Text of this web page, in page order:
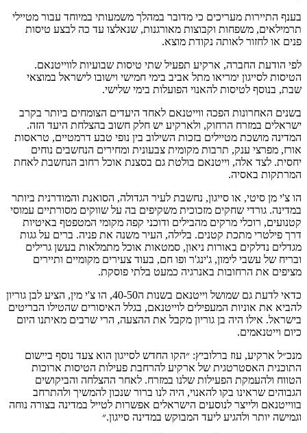
בענף התיירות מעריכים כי מדובר במהלך משמעותי במיוחד עבור מטיילי
תרמילאים, משפחות וקבוצות מאורגנות, שנאלצו עד כה לבצע טיסות
פנים או לחזור לאותה נקודת מוצא.
לפי הודעת החברה, ארקיע תפעיל שתי טיסות שבועיות לווייטנאם.
הטיסות לסייגון ימריאו מתל אביב בימי חמישי וישובו לישראל במוצאי
שבת, בנוסף לטיסות להאנוי הפועלות בימי שלישי.
בשנים האחרונות הפכה ווייטנאם לאחד היעדים הצומחים ביותר בקרב
ישראלים במזרח הרחוק, ולארקיע יש חלק חשוב בהצלחת היעד הזה.
המדינה מושכת מטיילים בזכות השילוב בין נופי טבע דרמטיים, טראסות
אורז, מפרצי ענק, תרבות מקומית צבעונית ומחירים הנחשבים נוחים
יחסית. לצד אלה, וייטנאם בולטת גם בסצנת אוכל רחוב הנחשבת לאחת
המרתקות באסיה.
הו צ'י מן סיטי, או סייגון, נחשבת לעיר הגדולה, הסואנת והמודרנית ביותר
במדינה. גורדי שחקים מזכוכית משקיפים בה על שווקים מסורתיים עמוסי
קטנועים, רוכלי מרקים מהבילים ודוכני קפה מקומי המטפטף באיטיות
דרך פילטרי מתכת קטנים. בלילה, העיר משנה את פניה. ברים על גגות
מגדלים נדלקים באורות ניאון, סמטאות אוכל מתמלאות בעשן גרילים
ובריח של עשבי לימון, ג'ינג'ר ופו חם, בעוד צעירים מקומיים ותיירים
מציפים את הרחובות באנרגיה כמעט בלתי פוסקת.
כדאי לדעת גם שמושל וייטנאם בשנות ה40-50, הו צ'י מין, הציע לבן גוריון
להביא את אוניות המעפילים לוייטנאם, בגלל האיסורים שהטילו הבריטים
בישראל. אילו היה בן גוריון מקבל את ההצעה, הרי שרבים מאיתנו היום
כיום וייטנאמים.
מנכ״ל ארקיע, עוז ברלוביץ: ״הקו החדש לסייגון הוא צעד נוסף ביישום
התוכנית האסטרטגית של ארקיע להרחבת פעילות הטיסות ארוכות
הטווח ולהעמקת הפעילות שלנו במזרח. לאחר ההצלחה והביקושים
הגבוהים שראינו בקו להאנוי, היה לנו ברור שנכון להמשיך ולהתרחב
בווייטנאם ולייצר לנוסעים הישראלים אפשרות לטייל במדינה בצורה נוחה
וגמישה יותר ולהגיע ליעד המבוקש במדינה סייגון.״